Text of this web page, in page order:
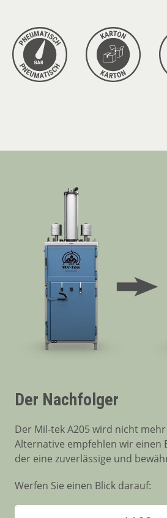
Der Nachfolger
Der Mil-tek A205 wird nicht
Alternative empfehlen wir einen
der eine zuverlässige und
Werfen Sie einen Blick darauf: